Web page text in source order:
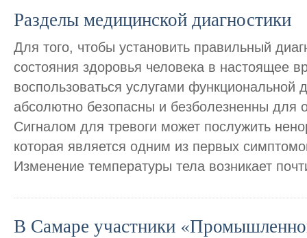
Разделы медицинской диагностики
Для того, чтобы установить правильный
состояния здоровья человека в настоящее
воспользоваться услугами функциональной
абсолютно безопасны и безболезненны для
Сигналом для тревоги может послужить
которая является одним из первых
Изменение температуры тела возникает
В Самаре участники